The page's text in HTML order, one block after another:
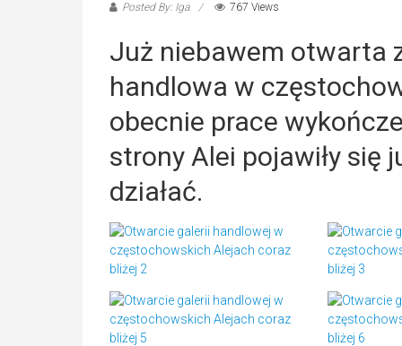
Posted By: Iga 767 Views
Już niebawem otwarta
handlowa w
obecnie prace
strony Alei pojawiły się
działać.